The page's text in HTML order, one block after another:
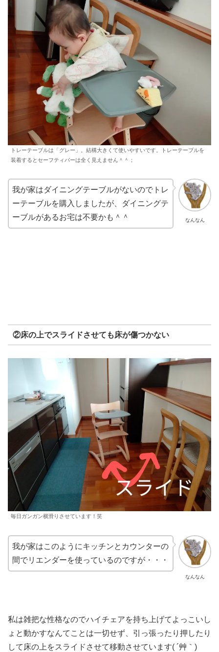
トレーテーブルは「グレー」。結構大きくて使いやすいです。トレーテーブルを
装着するとセーフティバーは全く見えません＾＾；
なんなん
我が家はダイニングテーブルがないのでトレ
ーテーブルを購入しましたが、ダイニングテ
ーブルがあるお宅は不要かも＾＾
②床の上でスライドさせても床が傷つかない
毎日ガンガン横滑りさせています！笑
なんなん
我が家はこのようにキッチンとカウンターの
間でリエンダーを使っているのですが・・・
私は雑把な性格なのでハイチェアを持ち上げてよっこいし
ょと動かすなんてことは一切せず、引っ張ったり押したり
して床の上をスライドさせて移動させています( ´艸｀)